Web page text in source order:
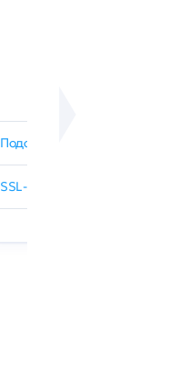
Подобрать SSL-сертификат
SSL-сертификаты GlobalSign